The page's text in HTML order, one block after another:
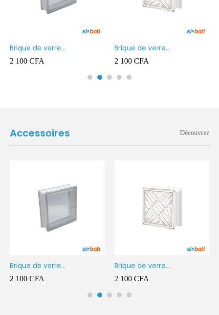
Brique de verre
190X190X80MM Transparent
2 100 CFA
Brique de verre
190X190X80MM CROSS
2 100 CFA
Accessoires Découvrez
Brique de verre
190X190X80MM Transparent
2 100 CFA
Brique de verre
190X190X80MM CROSS
2 100 CFA